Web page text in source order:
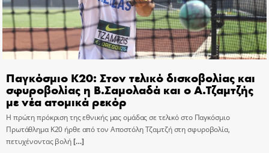
Παγκόσμιο Κ20: Στον τελικό δισκοβολίας και
σφυροβολίας η Β.Σαμολαδά και ο Α.Τζαμτζής
με νέα ατομικά ρεκόρ
Η πρώτη πρόκριση της εθνικής μας ομάδας σε τελικό στο Παγκόσμιο
Πρωτάθλημα Κ20 ήρθε από τον Αποστόλη Τζαμτζή στη σφυροβολία,
πετυχένοντας βολή[…]